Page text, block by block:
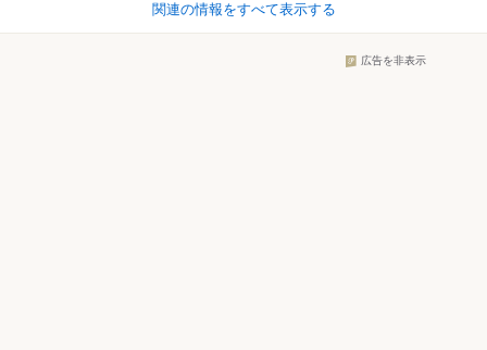
関連の情報をすべて表示する
広告を非表示